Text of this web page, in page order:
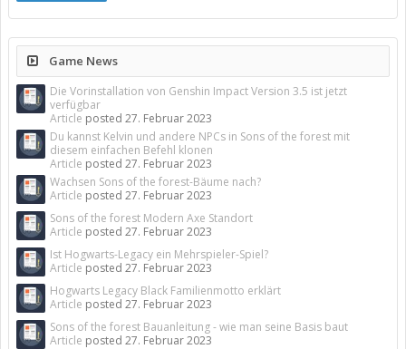
Game News
Die Vorinstallation von Genshin Impact Version 3.5 ist jetzt
verfügbar
Article posted 27. Februar 2023
Du kannst Kelvin und andere NPCs in Sons of the forest mit
diesem einfachen Befehl klonen
Article posted 27. Februar 2023
Wachsen Sons of the forest-Bäume nach?
Article posted 27. Februar 2023
Sons of the forest Modern Axe Standort
Article posted 27. Februar 2023
Ist Hogwarts-Legacy ein Mehrspieler-Spiel?
Article posted 27. Februar 2023
Hogwarts Legacy Black Familienmotto erklärt
Article posted 27. Februar 2023
Sons of the forest Bauanleitung - wie man seine Basis baut
Article posted 27. Februar 2023